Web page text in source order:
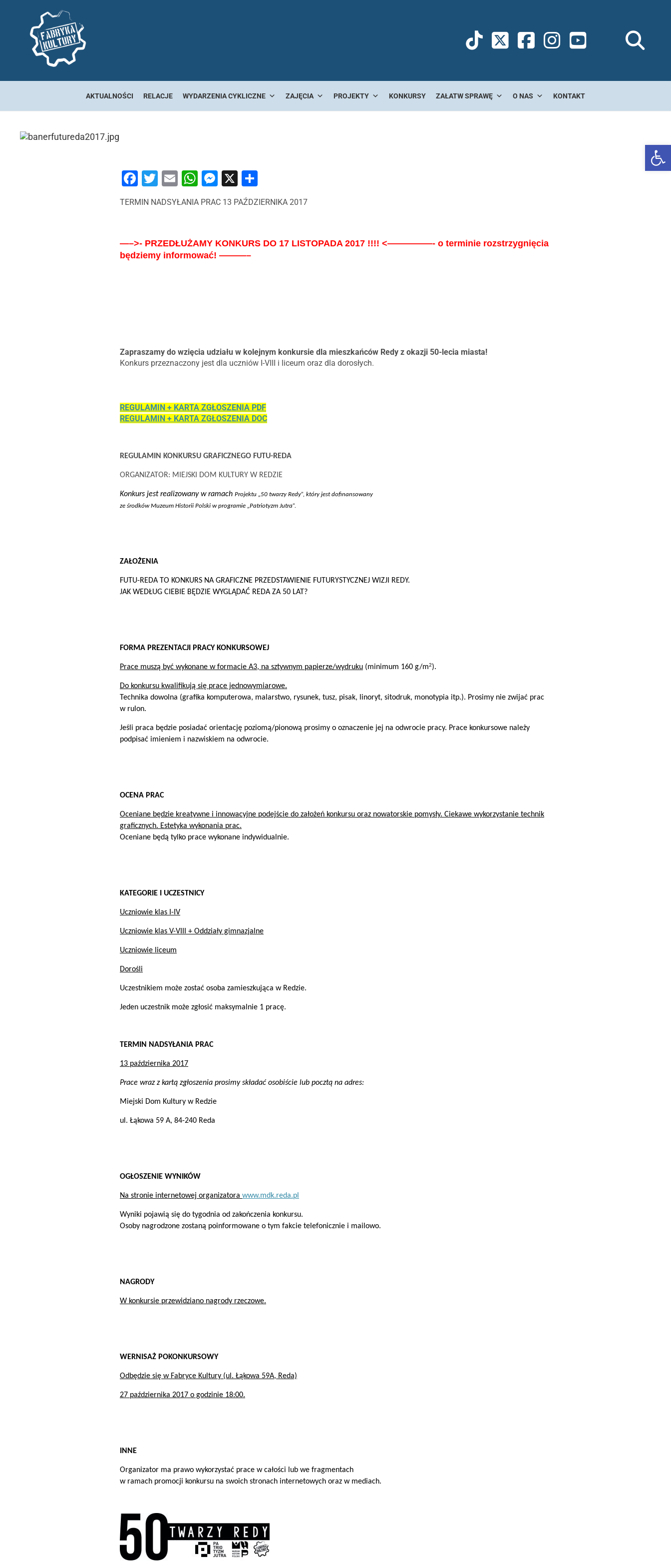
AKTUALNOŚCI RELACJE WYDARZENIA CYKLICZNE ZAJĘCIA PROJEKTY KONKURSY ZAŁATW SPRAWĘ O NAS KONTAKT
Facebook
Twitter
EmailWhatsApp
Messenger
X
TERMIN NADSYŁANIA PRAC 13 PAŹDZIERNIKA 2017
—–>- PRZEDŁUŻAMY KONKURS DO 17 LISTOPADA 2017 !!!! <—————- o terminie rozstrzygnięcia
będziemy informować! ———–
Zapraszamy do wzięcia udziału w kolejnym konkursie dla mieszkańców Redy z okazji 50-lecia miasta!
Konkurs przeznaczony jest dla uczniów I-VIII i liceum oraz dla dorosłych.
REGULAMIN + KARTA ZGŁOSZENIA PDF
REGULAMIN + KARTA ZGŁOSZENIA DOC
REGULAMIN KONKURSU GRAFICZNEGO FUTU-REDA
ORGANIZATOR: MIEJSKI DOM KULTURY W REDZIE
Konkurs jest realizowany w ramach Projektu „50 twarzy Redy”, który jest dofinansowany
ze środków Muzeum Historii Polski w programie „Patriotyzm Jutra”.
ZAŁOŻENIA
FUTU-REDA TO KONKURS NA GRAFICZNE PRZEDSTAWIENIE FUTURYSTYCZNEJ WIZJI REDY.
JAK WEDŁUG CIEBIE BĘDZIE WYGLĄDAĆ REDA ZA 50 LAT?
FORMA PREZENTACJI PRACY KONKURSOWEJ
Prace muszą być wykonane w formacie A3, na sztywnym papierze/wydruku (minimum 160 g/m2).
Do konkursu kwalifikują się prace jednowymiarowe.
Technika dowolna (grafika komputerowa, malarstwo, rysunek, tusz, pisak, linoryt, sitodruk, monotypia itp.). Prosimy nie zwijać prac
w rulon.
Jeśli praca będzie posiadać orientację poziomą/pionową prosimy o oznaczenie jej na odwrocie pracy. Prace konkursowe należy
podpisać imieniem i nazwiskiem na odwrocie.
OCENA PRAC
Oceniane będzie kreatywne i innowacyjne podejście do założeń konkursu oraz nowatorskie pomysły. Ciekawe wykorzystanie technik
graficznych. Estetyka wykonania prac.
Oceniane będą tylko prace wykonane indywidualnie.
KATEGORIE I UCZESTNICY
Uczniowie klas I-IV
Uczniowie klas V-VIII + Oddziały gimnazjalne
Uczniowie liceum
Dorośli
Uczestnikiem może zostać osoba zamieszkująca w Redzie.
Jeden uczestnik może zgłosić maksymalnie 1 pracę.
TERMIN NADSYŁANIA PRAC
13 października 2017
Prace wraz z kartą zgłoszenia prosimy składać osobiście lub pocztą na adres:
Miejski Dom Kultury w Redzie
ul. Łąkowa 59 A, 84-240 Reda
OGŁOSZENIE WYNIKÓW
Na stronie internetowej organizatora www.mdk.reda.pl
Wyniki pojawią się do tygodnia od zakończenia konkursu.
Osoby nagrodzone zostaną poinformowane o tym fakcie telefonicznie i mailowo.
NAGRODY
W konkursie przewidziano nagrody rzeczowe.
WERNISAŻ POKONKURSOWY
Odbędzie się w Fabryce Kultury (ul. Łąkowa 59A, Reda)
27 października 2017 o godzinie 18:00.
INNE
Organizator ma prawo wykorzystać prace w całości lub we fragmentach
w ramach promocji konkursu na swoich stronach internetowych oraz w mediach.